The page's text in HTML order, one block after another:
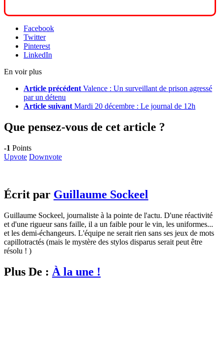
Facebook
Twitter
Pinterest
LinkedIn
En voir plus
Article précédent Valence : Un surveillant de prison agressé
par un détenu
Article suivant Mardi 20 décembre : Le journal de 12h
Que pensez-vous de cet article ?
-1 Points
Upvote Downvote
Écrit par Guillaume Sockeel
Guillaume Sockeel, journaliste à la pointe de l'actu. D'une réactivité
et d'une rigueur sans faille, il a un faible pour le vin, les uniformes...
et les demi-échangeurs. L'équipe ne serait rien sans ses jeux de mots
capillotractés (mais le mystère des stylos disparus serait peut être
résolu ! )
Plus De : À la une !